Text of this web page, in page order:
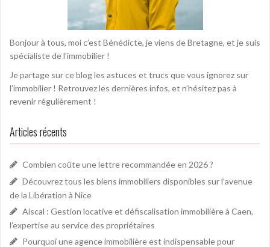
Bonjour à tous, moi c’est Bénédicte, je viens de Bretagne, et je suis
spécialiste de l’immobilier !
Je partage sur ce blog les astuces et trucs que vous ignorez sur
l’immobilier ! Retrouvez les dernières infos, et n’hésitez pas à
revenir régulièrement !
Articles récents
Combien coûte une lettre recommandée en 2026 ?
Découvrez tous les biens immobiliers disponibles sur l’avenue
de la Libération à Nice
Aiscal : Gestion locative et défiscalisation immobilière à Caen,
l’expertise au service des propriétaires
Pourquoi une agence immobilière est indispensable pour